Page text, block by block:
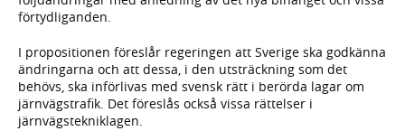
förtydliganden.
I propositionen föreslår regeringen att Sverige ska godkänna
ändringarna och att dessa, i den utsträckning som det
behövs, ska införlivas med svensk rätt i berörda lagar om
järnvägstrafik. Det föreslås också vissa rättelser i
järnvägstekniklagen.